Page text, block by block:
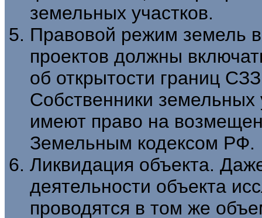
земельных участков.
Правовой режим земель
проектов должны
об открытости границ
Собственники
имеют право на
Земельным кодексом РФ.
Ликвидация объекта.
деятельности объекта
проводятся в том же